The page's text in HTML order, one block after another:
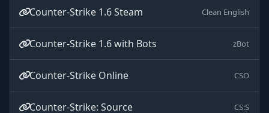
Counter-Strike 1.6 Steam Clean English
Counter-Strike 1.6 with Bots zBot
Counter-Strike Online CSO
Counter-Strike: Source CS:S